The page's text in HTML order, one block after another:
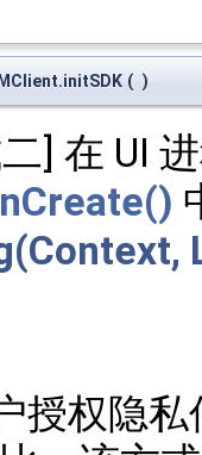
( )
] 在 UI
授权隐